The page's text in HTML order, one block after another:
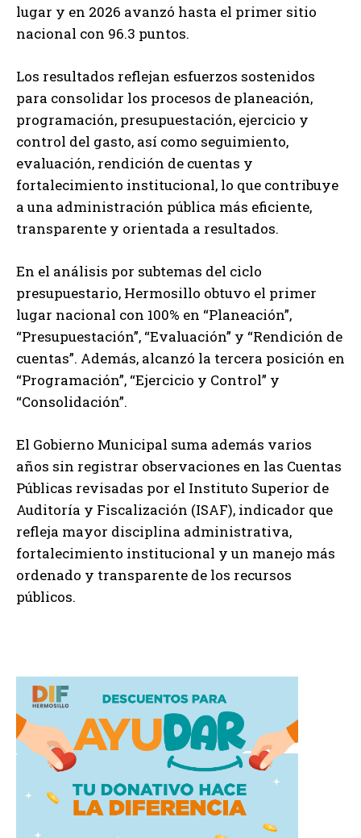
lugar y en 2026 avanzó hasta el primer sitio
nacional con 96.3 puntos.
Los resultados reflejan esfuerzos sostenidos
para consolidar los procesos de planeación,
programación, presupuestación, ejercicio y
control del gasto, así como seguimiento,
evaluación, rendición de cuentas y
fortalecimiento institucional, lo que contribuye
a una administración pública más eficiente,
transparente y orientada a resultados.
En el análisis por subtemas del ciclo
presupuestario, Hermosillo obtuvo el primer
lugar nacional con 100% en “Planeación”,
“Presupuestación”, “Evaluación” y “Rendición de
cuentas”. Además, alcanzó la tercera posición en
“Programación”, “Ejercicio y Control” y
“Consolidación”.
El Gobierno Municipal suma además varios
años sin registrar observaciones en las Cuentas
Públicas revisadas por el Instituto Superior de
Auditoría y Fiscalización (ISAF), indicador que
refleja mayor disciplina administrativa,
fortalecimiento institucional y un manejo más
ordenado y transparente de los recursos
públicos.